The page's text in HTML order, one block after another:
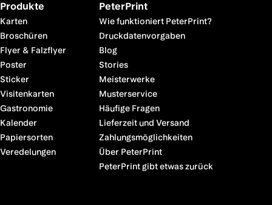
Produkte
Karten
Broschüren
Flyer & Falzflyer
Poster
Sticker
Visitenkarten
Gastronomie
Kalender
Papiersorten
Veredelungen
PeterPrint
Wie funktioniert PeterPrint?
Druckdatenvorgaben
Blog
Stories
Meisterwerke
Musterservice
Häufige Fragen
Lieferzeit und Versand
Zahlungsmöglichkeiten
Über PeterPrint
PeterPrint gibt etwas zurück